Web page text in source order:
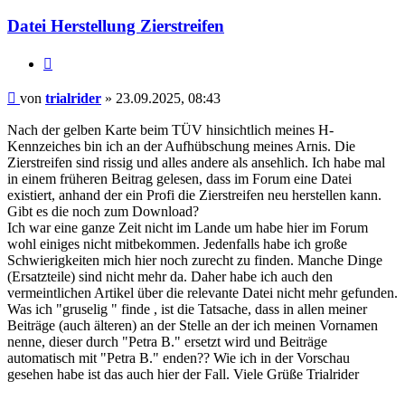
Datei Herstellung Zierstreifen
Beitrag
von trialrider » 23.09.2025, 08:43
Nach der gelben Karte beim TÜV hinsichtlich meines H-
Kennzeiches bin ich an der Aufhübschung meines Arnis. Die
Zierstreifen sind rissig und alles andere als ansehlich. Ich habe mal
in einem früheren Beitrag gelesen, dass im Forum eine Datei
existiert, anhand der ein Profi die Zierstreifen neu herstellen kann.
Gibt es die noch zum Download?
Ich war eine ganze Zeit nicht im Lande um habe hier im Forum
wohl einiges nicht mitbekommen. Jedenfalls habe ich große
Schwierigkeiten mich hier noch zurecht zu finden. Manche Dinge
(Ersatzteile) sind nicht mehr da. Daher habe ich auch den
vermeintlichen Artikel über die relevante Datei nicht mehr gefunden.
Was ich "gruselig " finde , ist die Tatsache, dass in allen meiner
Beiträge (auch älteren) an der Stelle an der ich meinen Vornamen
nenne, dieser durch "Petra B." ersetzt wird und Beiträge
automatisch mit "Petra B." enden?? Wie ich in der Vorschau
gesehen habe ist das auch hier der Fall. Viele Grüße Trialrider